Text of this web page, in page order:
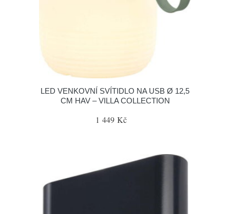
LED VENKOVNÍ SVÍTIDLO NA USB Ø 12,5
CM HAV – VILLA COLLECTION
1 449 Kč